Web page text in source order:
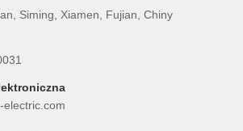
Siming, Xiamen, Fujian, Chiny
electric.com